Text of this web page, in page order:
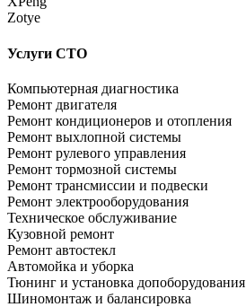
Zotye
Услуги СТО
Компьютерная диагностика
Ремонт двигателя
Ремонт кондиционеров и отопления
Ремонт выхлопной системы
Ремонт рулевого управления
Ремонт тормозной системы
Ремонт трансмиссии и подвески
Ремонт электрооборудования
Техническое обслуживание
Кузовной ремонт
Ремонт автостекл
Автомойка и уборка
Тюнинг и установка допоборудования
Шиномонтаж и балансировка